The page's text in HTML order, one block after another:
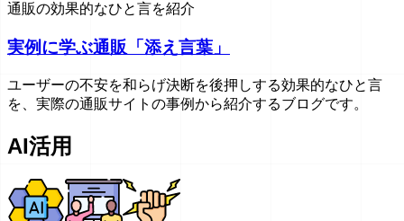
通販の効果的なひと言を紹介
実例に学ぶ通販「添え言葉」
ユーザーの不安を和らげ決断を後押しする効果的なひと言
を、実際の通販サイトの事例から紹介するブログです。
AI活用